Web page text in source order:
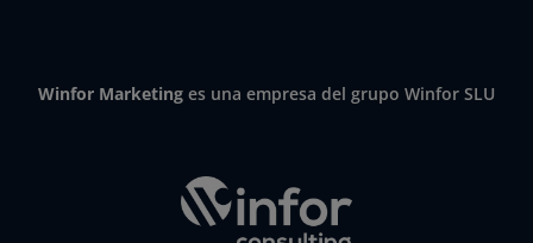
Winfor Marketing es una empresa del grupo Winfor SLU